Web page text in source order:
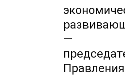
—